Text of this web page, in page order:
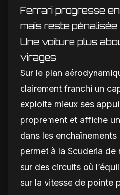
Ferrari progresse
mais reste
Une voiture plus
virages
Sur le plan
clairement franchi un
exploite mieux ses
proprement et affiche
dans les enchaînements
permet à la Scuderia
sur des circuits où
sur la vitesse de pointe